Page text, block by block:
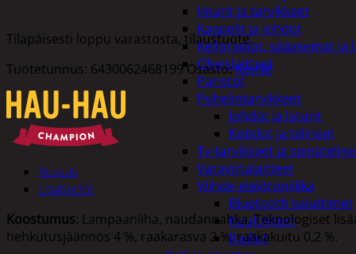
Imurit ja tarvikkeet
Kaapelit ja johdot
Kelloradiot, sääasemat
Oheislaitteet
Paristot
Puhelintarvikkeet
Johdot ja laturit
Kotelot ja telineet
Tv-tarvikkeet ja
Varavirtalaitteet
Viihde-elektroniikka
Bluetooth kaiuttimet
Kuulokkeet
Radiot
Tilapäisesti loppu varastosta, tilaustuote.
Tuotetunnus: 6430062468199Osasto:Koirat
Kuvaus
Lisätiedot
Koostumus: Lampaanliha, naudannahka. Teknologiset
hehkutusjäännös 4 %, raakarasva 2 %, raakakuitu 0,2 %.